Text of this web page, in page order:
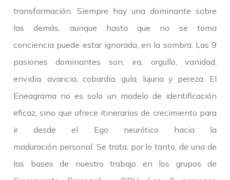
transformación. Siempre hay una dominante sobre
las demás, aunque hasta que no se toma
conciencia puede estar ignorada, en la sombra. Las 9
pasiones dominantes son: ira, orgullo, vanidad,
envidia, avaricia, cobardía, gula, lujuria y pereza. El
Eneagrama no es solo un modelo de identificación
eficaz, sino que ofrece itinerarios de crecimiento para
ir desde el Ego neurótico hacia la
maduración personal. Se trata, por lo tanto, de una de
las bases de nuestro trabajo en los grupos de